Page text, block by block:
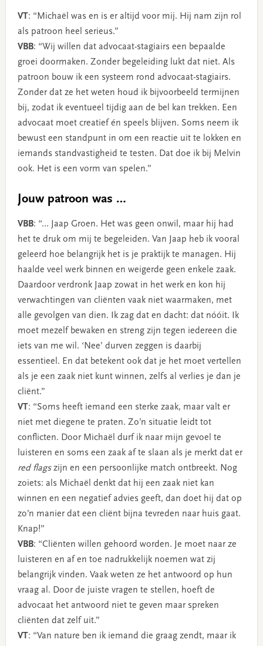
VT: “Michaël was en is er altijd voor mij. Hij nam zijn rol
als patroon heel serieus.”
VBB: “Wij willen dat advocaat-stagiairs een bepaalde
groei doormaken. Zonder begeleiding lukt dat niet. Als
patroon bouw ik een systeem rond advocaat-stagiairs.
Zonder dat ze het weten houd ik bijvoorbeeld termijnen
bij, zodat ik eventueel tijdig aan de bel kan trekken. Een
advocaat moet creatief én speels blijven. Soms neem ik
bewust een standpunt in om een reactie uit te lokken en
iemands standvastigheid te testen. Dat doe ik bij Melvin
ook. Het is een vorm van spelen.”
Jouw patroon was …
VBB: “… Jaap Groen. Het was geen onwil, maar hij had
het te druk om mij te begeleiden. Van Jaap heb ik vooral
geleerd hoe belangrijk het is je praktijk te managen. Hij
haalde veel werk binnen en weigerde geen enkele zaak.
Daardoor verdronk Jaap zowat in het werk en kon hij
verwachtingen van cliënten vaak niet waarmaken, met
alle gevolgen van dien. Ik zag dat en dacht: dat nóóit. Ik
moet mezelf bewaken en streng zijn tegen iedereen die
iets van me wil. ‘Nee’ durven zeggen is daarbij
essentieel. En dat betekent ook dat je het moet vertellen
als je een zaak niet kunt winnen, zelfs al verlies je dan je
cliënt.”
VT: “Soms heeft iemand een sterke zaak, maar valt er
niet met diegene te praten. Zo’n situatie leidt tot
conflicten. Door Michaël durf ik naar mijn gevoel te
luisteren en soms een zaak af te slaan als je merkt dat er
red flagszijn en een persoonlijke match ontbreekt. Nog
zoiets: als Michaël denkt dat hij een zaak niet kan
winnen en een negatief advies geeft, dan doet hij dat op
zo’n manier dat een cliënt bijna tevreden naar huis gaat.
Knap!”
VBB: “Cliënten willen gehoord worden. Je moet naar ze
luisteren en af en toe nadrukkelijk noemen wat zij
belangrijk vinden. Vaak weten ze het antwoord op hun
vraag al. Door de juiste vragen te stellen, hoeft de
advocaat het antwoord niet te geven maar spreken
cliënten dat zelf uit.”
VT: “Van nature ben ik iemand die graag zendt, maar ik